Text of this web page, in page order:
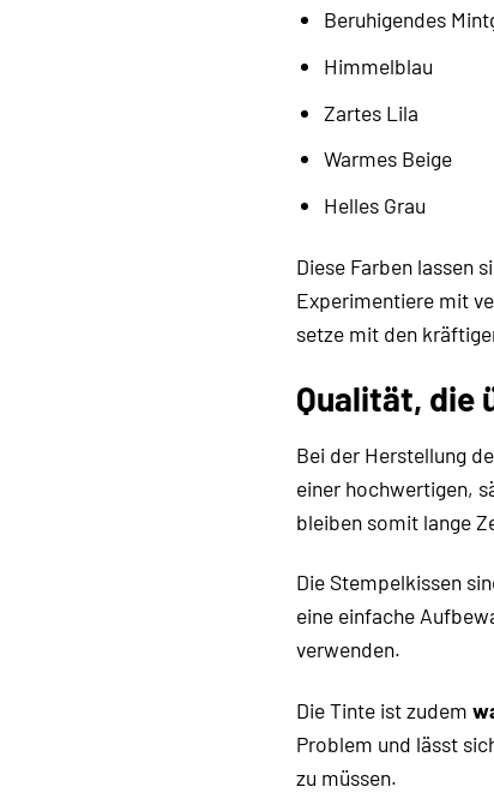
Beruhigendes
Himmelblau
Zartes Lila
Warmes Beige
Helles Grau
Diese Farben lassen
Experimentiere mit
setze mit den
Qualität, die
Bei der Herstellung
einer hochwertigen,
bleiben somit lange
Die Stempelkissen
eine einfache
verwenden.
Die Tinte ist zudem
Problem und lässt
zu müssen.